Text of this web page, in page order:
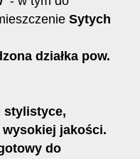
Sytych
działka pow.
stylistyce,
wysokiej jakości.
do